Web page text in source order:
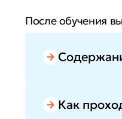
После обучения
методистов.
Как